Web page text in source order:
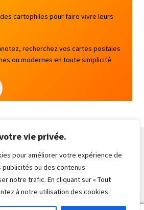
vie privée.
pour améliorer votre expérience de
ou des contenus
notre trafic. En cliquant sur « Tout
à notre utilisation des cookies.
cartophiles pour faire vivre leurs
recherchez vos cartes postales
ou modernes en toute simplicité
.